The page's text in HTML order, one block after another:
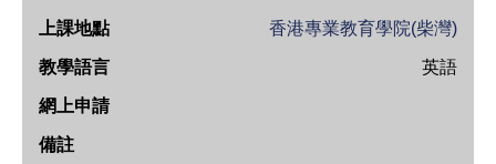
開
日
期
上
香港專業教育學院(柴灣)
英語